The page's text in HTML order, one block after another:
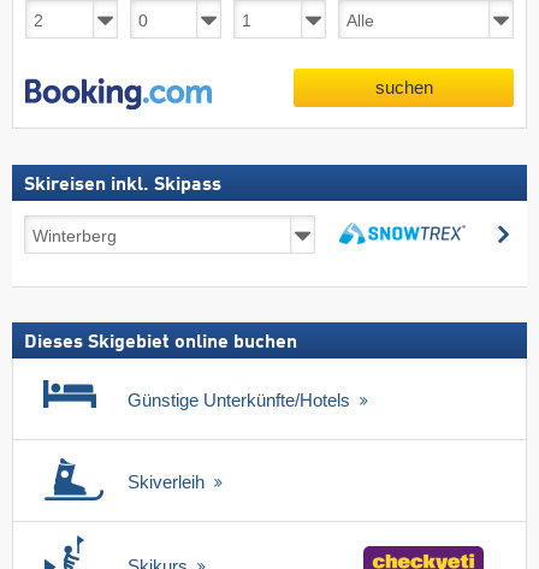
suchen
Skireisen inkl. Skipass
inkl.
Dieses Skigebiet online buchen
Günstige Unterkünfte/Hotels
Skiverleih